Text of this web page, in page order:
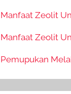
Manfaat Zeolit
Manfaat Zeolit
Pemupukan